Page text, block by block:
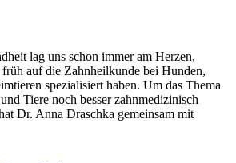
lag uns schon immer am Herzen,
auf die Zahnheilkunde bei Hunden,
spezialisiert haben. Um das Thema
Tiere noch besser zahnmedizinisch
Dr. Anna Draschka gemeinsam mit